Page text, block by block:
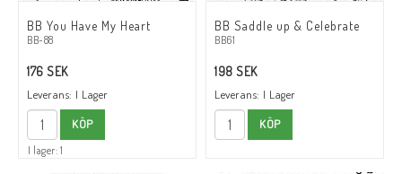
Lägg till i favoritlistan
Lägg till i favoritlistan
BB You Have My Heart
BB-88
176 SEK
I lager: 1
Leverans: I Lager
KÖP
BB Saddle up & Celebrate
BB61
198 SEK
Leverans: I Lager
KÖP